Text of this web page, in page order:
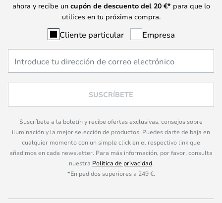
ahora y recibe un cupón de descuento del 20 €* para que lo
utilices en tu próxima compra.
Cliente particular Empresa
SUSCRÍBETE
Suscríbete a la boletín y recibe ofertas exclusivas, consejos sobre
iluminación y la mejor selección de productos. Puedes darte de baja en
cualquier momento con un simple click en el respectivo link que
añadimos en cada newsletter. Para más información, por favor, consulta
nuestra Política de privacidad.
*En pedidos superiores a 249 €.